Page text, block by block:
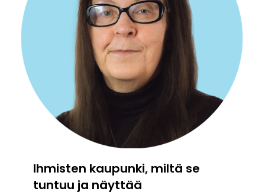
Ihmisten kaupunki, miltä se
tuntuu ja näyttää